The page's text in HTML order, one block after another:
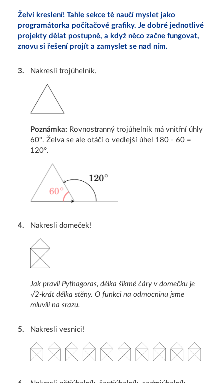
Želví kreslení! Tahle sekce tě naučí myslet jako
programátorka počítačové grafiky. Je dobré jednotlivé
projekty dělat postupně, a když něco začne fungovat,
znovu si řešení projít a zamyslet se nad ním.
3. Nakresli trojúhelník.
Poznámka: Rovnostranný trojúhelník má vnitřní úhly
60°. Želva se ale otáčí o vedlejší úhel 180 - 60 =
120°.
4. Nakresli domeček!
Jak pravil Pythagoras, délka šikmé čáry v domečku je
√2-krát délka stěny. O funkci na odmocninu jsme
mluvili na srazu.
5. Nakresli vesnici!